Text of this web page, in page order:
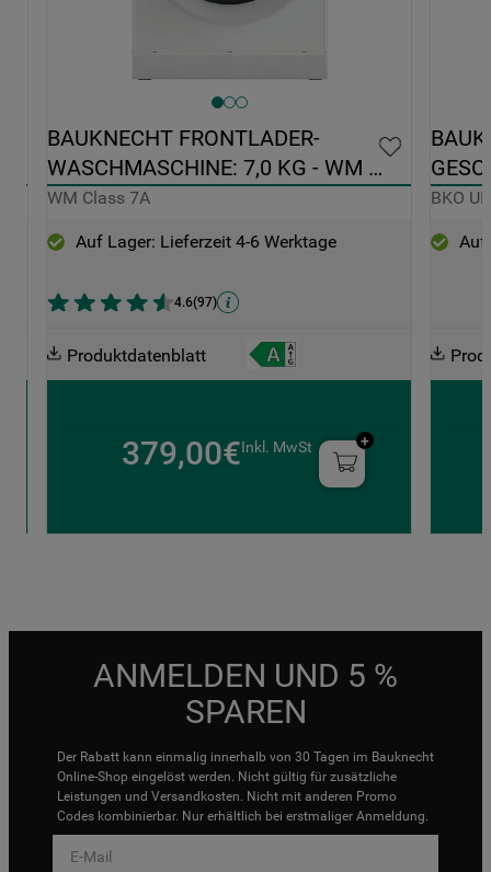
BAUKNECHT FRONTLADER-
WASCHMASCHINE: 7,0 KG - WM
CLASS 7A
WM Class 7A
Auf Lager: Lieferzeit 4-6 Werktage
4.6(97)
Produktdatenblatt
379,00€Inkl. MwSt
BKO
Auf
ANMELDEN UND 5 %
SPAREN
Der Rabatt kann einmalig innerhalb von 30 Tagen im Bauknecht
Online-Shop eingelöst werden. Nicht gültig für zusätzliche
Leistungen und Versandkosten. Nicht mit anderen Promo
Codes kombinierbar. Nur erhältlich bei erstmaliger Anmeldung.